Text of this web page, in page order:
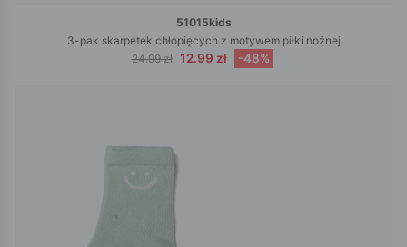
51015kids
3-pak skarpetek chłopięcych z motywem piłki nożnej
24.99 zł 12.99 zł -48%